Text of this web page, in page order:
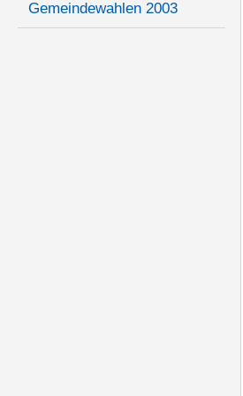
Gemeindewahlen 2003